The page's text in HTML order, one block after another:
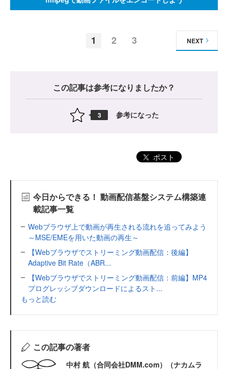
1 2 3 NEXT
この記事は参考になりましたか？
3 参考になった
ポスト
今日からできる！ 動画配信基盤システム構築連
載記事一覧
Webブラウザ上で動画が再生される流れを追ってみよう
～MSE/EMEを用いた動画の再生～
【Webブラウザでストリーミング動画配信：後編】
Adaptive Bit Rate（ABR...
【Webブラウザでストリーミング動画配信：前編】MP4
プログレッシブダウンロードによるスト...
もっと読む
この記事の著者
中村 航（合同会社DMM.com）（ナカムラ